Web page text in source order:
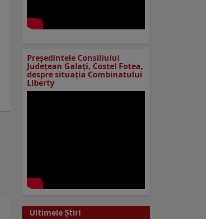
Preşedintele Consiliului
Judeţean Galaţi, Costel Fotea,
despre situaţia Combinatului
Liberty
Ultimele Ştiri